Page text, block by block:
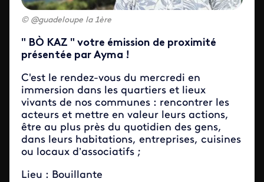
@guadeloupe la 1ère
" BÒ KAZ " votre émission de proximité
présentée par Ayma !
C'est le rendez-vous du mercredi en
immersion dans les quartiers et lieux
vivants de nos communes : rencontrer les
acteurs et mettre en valeur leurs actions,
être au plus près du quotidien des gens,
dans leurs habitations, entreprises, cuisines
ou locaux d’associatifs ;
Lieu : Bouillante